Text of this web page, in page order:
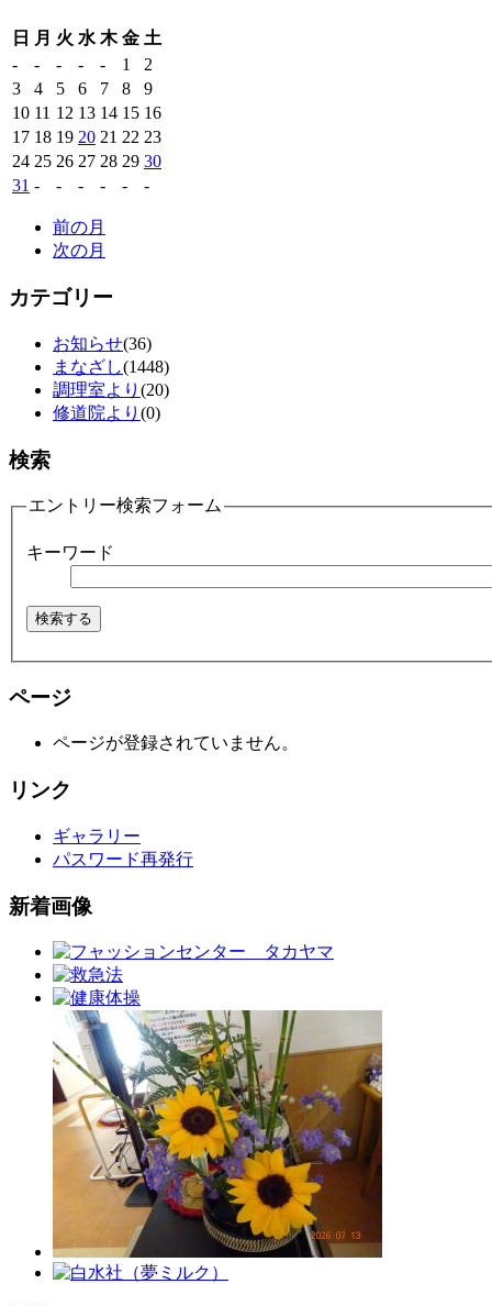
日 月 火 水 木 金 土
-
- - - - 1
2
3
4 5 6 7 8
9
10 11 12 13 14 15 16
17 18 19 20 21 22 23
24 25 26 27 28 29 30
31 - - - - - -
前の月
次の月
カテゴリー
お知らせ(36)
まなざし(1448)
調理室より (20)
修道院より (0)
検索
エントリー検索フォーム
キーワード
ページ
ページが登録されていません。
リンク
ギャラリー
パスワード再発行
新着画像